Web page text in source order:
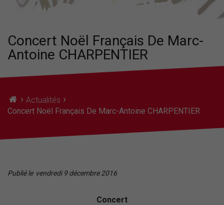
Concert Noël Français De Marc-
Antoine CHARPENTIER
› Actualités ›
Concert Noël Français De Marc-Antoine CHARPENTIER
Publié le vendredi 9 décembre 2016
Concert